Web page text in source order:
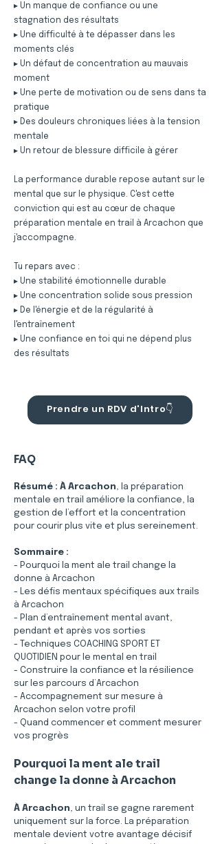
▸ Un manque de confiance ou une
stagnation des résultats
▸ Une difficulté à te dépasser dans les
moments clés
▸ Un défaut de concentration au mauvais
moment
▸ Une perte de motivation ou de sens dans ta
pratique
▸ Des douleurs chroniques liées à la tension
mentale
▸ Un retour de blessure difficile à gérer
La performance durable repose autant sur le
mental que sur le physique. C'est cette
conviction qui est au cœur de chaque
préparation mentale en trail à Arcachon que
j'accompagne.
Tu repars avec :
▸ Une stabilité émotionnelle durable
▸ Une concentration solide sous pression
▸ De l'énergie et de la régularité à
l'entraînement
▸ Une confiance en toi qui ne dépend plus
des résultats
Prendre un RDV d'Intro👇
FAQ
Résumé : À Arcachon, la préparation
mentale en trail améliore la confiance, la
gestion de l’effort et la concentration
pour courir plus vite et plus sereinement.
Sommaire :
- Pourquoi la ment ale trail change la
donne à Arcachon
- Les défis mentaux spécifiques aux trails
à Arcachon
- Plan d’entraînement mental avant,
pendant et après vos sorties
- Techniques COACHING SPORT ET
QUOTIDIEN pour le mental en trail
- Construire la confiance et la résilience
sur les parcours d’Arcachon
- Accompagnement sur mesure à
Arcachon selon votre profil
- Quand commencer et comment mesurer
vos progrès
Pourquoi la ment ale trail
change la donne à Arcachon
À Arcachon, un trail se gagne rarement
uniquement sur la force. La préparation
mentale devient votre avantage décisif